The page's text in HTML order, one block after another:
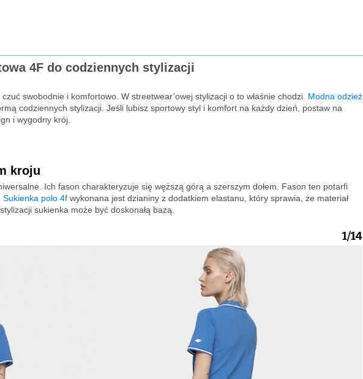
4F do codziennych stylizacji
swobodnie i komfortowo. W streetwear’owej stylizacji o to właśnie chodzi. Modna odzież
codziennych stylizacji. Jeśli lubisz sportowy styl i komfort na każdy dzień, postaw na
i wygodny krój.
kroju
Ich fason charakteryzuje się węższą górą a szerszym dołem. Fason ten potarfi
Sukienka polo 4f wykonana jest dzianiny z dodatkiem elastanu, który sprawia, że materiał
sukienka może być doskonałą bazą.
1/14